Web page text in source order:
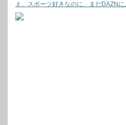
え、スポーツ好きなのに、まだDAZNに